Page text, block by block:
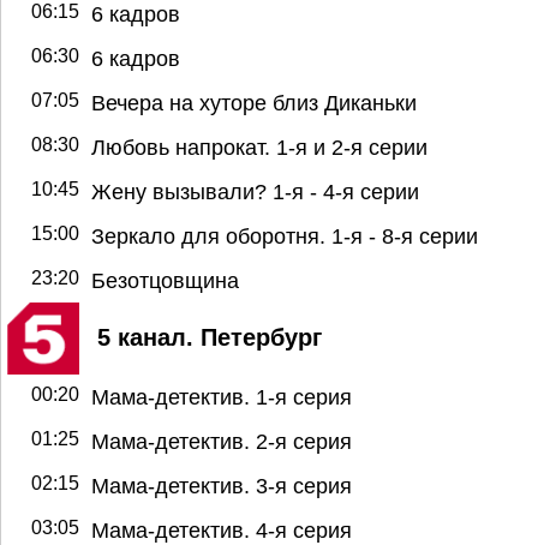
06:15 6 кадров
06:30 6 кадров
07:05 Вечера на хуторе близ Диканьки
08:30 Любовь напрокат. 1-я и 2-я серии
10:45 Жену вызывали? 1-я - 4-я серии
15:00 Зеркало для оборотня. 1-я - 8-я серии
23:20 Безотцовщина
5 канал. Петербург
00:20 Мама-детектив. 1-я серия
01:25 Мама-детектив. 2-я серия
02:15 Мама-детектив. 3-я серия
03:05 Мама-детектив. 4-я серия